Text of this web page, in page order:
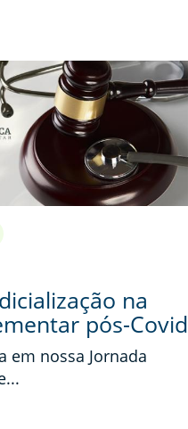
na
pós-Covid
em nossa Jornada